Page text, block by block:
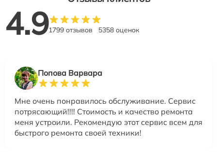
4.91799 отзывов 5358 оценок
Попова Варвара
Мне очень понравилось обслуживание. Сервис
потрясающий!!!! Стоимость и качество ремонта
меня устроили. Рекомендую этот сервис всем для
быстрого ремонта своей техники!